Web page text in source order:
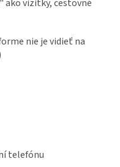
ako vizitky, cestovné
nie je vidieť na
telefónu